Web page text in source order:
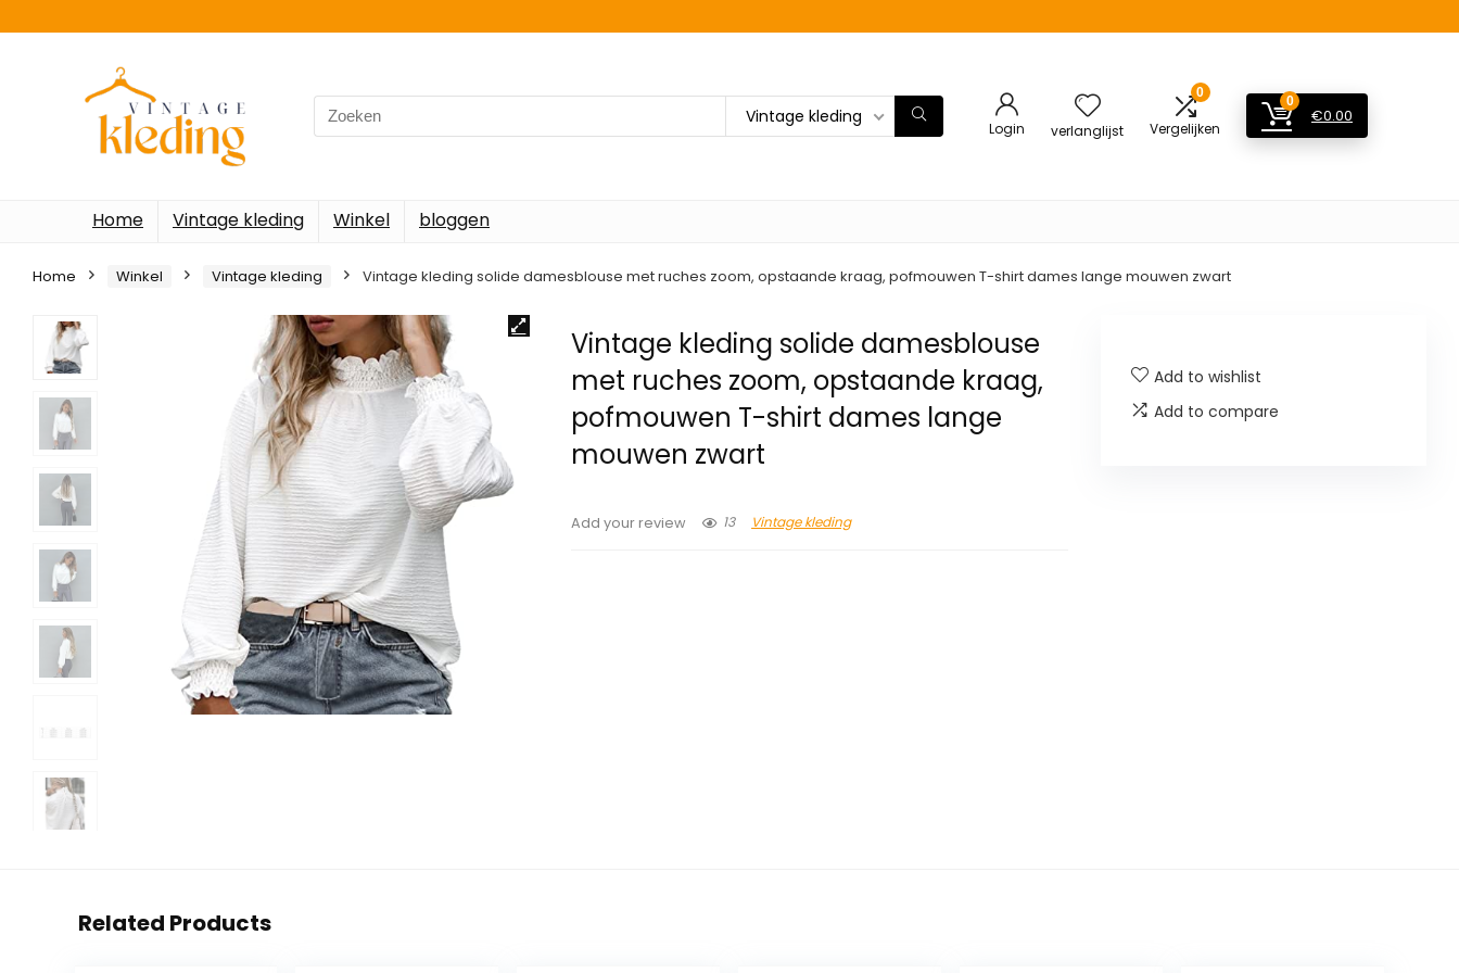
Search
for:
Vintage kleding
Login verlanglijst
0
Vergelijken
0
€0.00
Home Vintage kleding Winkel bloggen
Home Winkel Vintage kleding Vintage kleding solide damesblouse met ruches zoom, opstaande kraag, pofmouwen T-shirt dames lange mouwen zwart
Vintage kleding solide damesblouse
met ruches zoom, opstaande kraag,
pofmouwen T-shirt dames lange
mouwen zwart
Add your review 13 Vintage kleding
Add to wishlist
Add to compare
Related Products